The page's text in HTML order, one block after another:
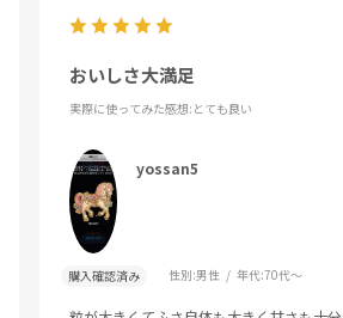
おいしさ大満足
実際に使ってみた感想:とても良い
yossan5
購入確認済み 性別:男性 年代:70代～